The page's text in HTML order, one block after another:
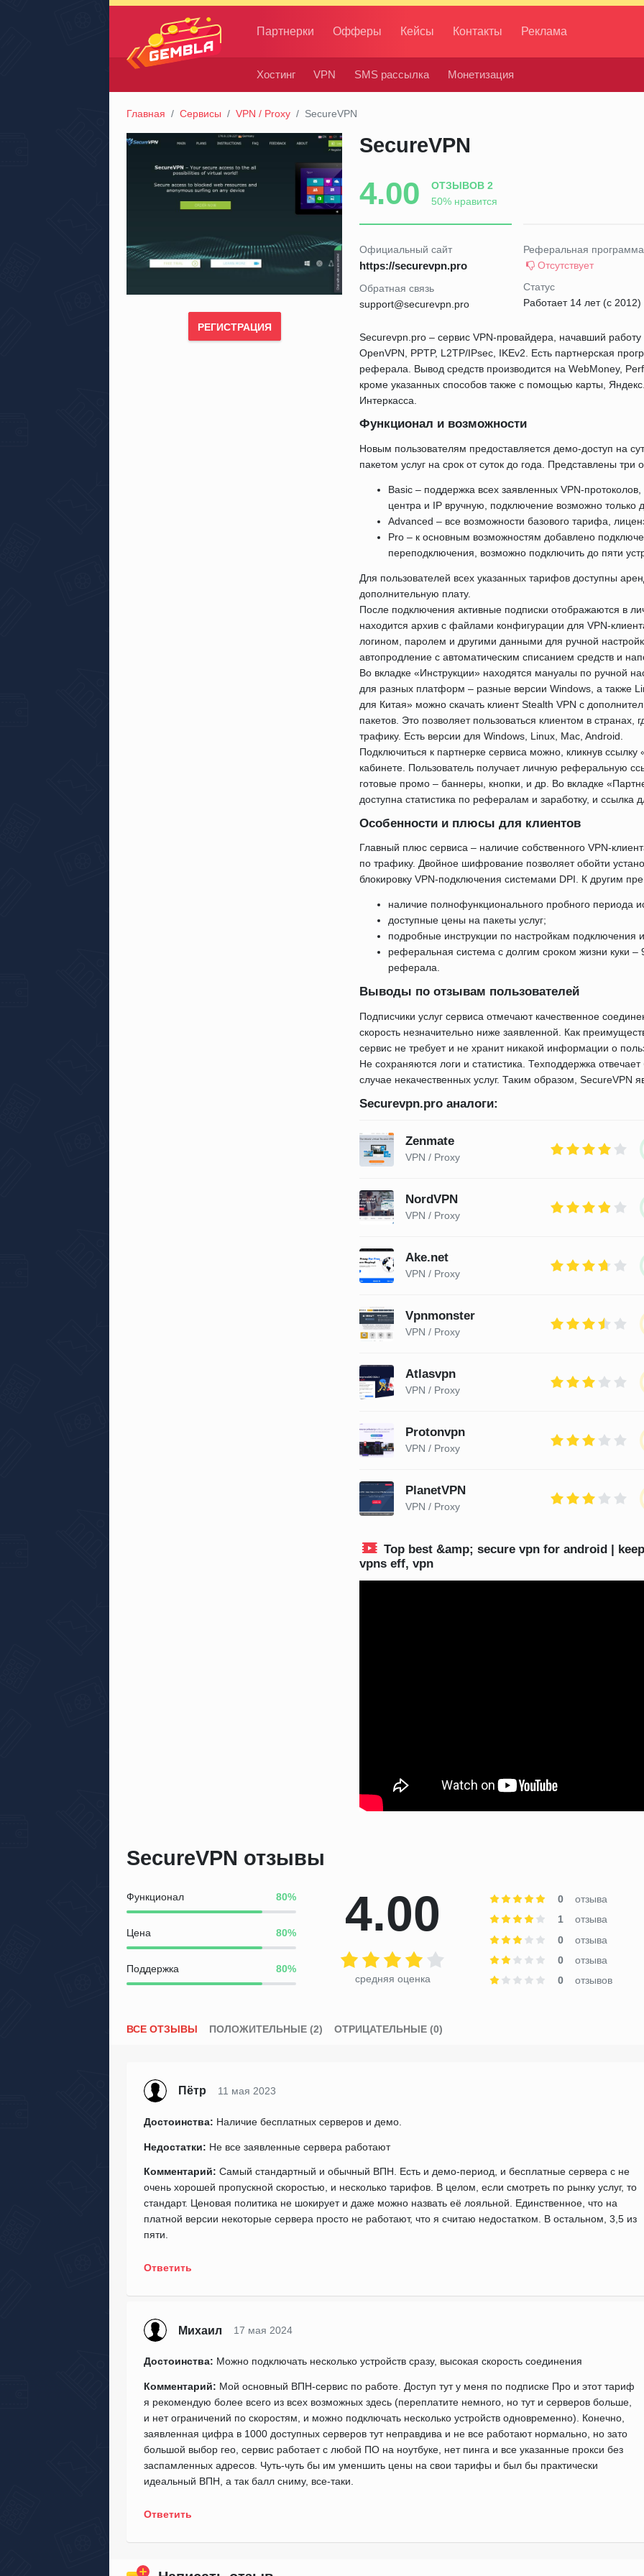
Партнерки Офферы Кейсы Контакты Реклама
Хостинг VPN SMS рассылка Монетизация
Главная Сервисы VPN / Proxy SecureVPN
SecureVPN
4.00
ОТЗЫВОВ 2
50% нравится
Официальный сайт
https://securevpn.pro
Обратная связь
support@securevpn.pro
Реферальная программа
Отсутствует
Статус
Работает 14 лет (с 2012)
Securevpn.pro – сервис VPN-провайдера, начавший
OpenVPN, PPTP, L2TP/IPsec, IKEv2. Есть партнерская
реферала. Вывод средств производится на WebMoney,
кроме указанных способов также с помощью карты,
Интеркасса.
Функционал и возможности
Новым пользователям предоставляется демо-доступ на
пакетом услуг на срок от суток до года. Представлены три
Basic – поддержка всех заявленных VPN-
центра и IP вручную, подключение возможно только
Advanced – все возможности базового тарифа,
Pro – к основным возможностям добавлено
переподключения, возможно подключить до пяти
Для пользователей всех указанных тарифов доступны
дополнительную плату.
После подключения активные подписки отображаются в
находится архив с файлами конфигурации для VPN-
логином, паролем и другими данными для ручной
автопродление с автоматическим списанием средств и
Во вкладке «Инструкции» находятся мануалы по ручной
для разных платформ – разные версии Windows, а также
для Китая» можно скачать клиент Stealth VPN с
пакетов. Это позволяет пользоваться клиентом в странах,
трафику. Есть версии для Windows, Linux, Mac, Android.
Подключиться к партнерке сервиса можно, кликнув ссылку
кабинете. Пользователь получает личную реферальную
готовые промо – баннеры, кнопки, и др. Во вкладке
доступна статистика по рефералам и заработку, и ссылка
Особенности и плюсы для клиентов
Главный плюс сервиса – наличие собственного VPN-
по трафику. Двойное шифрование позволяет обойти
блокировку VPN-подключения системами DPI. К другим
наличие полнофункционального пробного периода
доступные цены на пакеты услуг;
подробные инструкции по настройкам подключения
реферальная система с долгим сроком жизни куки –
реферала.
Выводы по отзывам пользователей
Подписчики услуг сервиса отмечают качественное
скорость незначительно ниже заявленной. Как
сервис не требует и не хранит никакой информации о
Не сохраняются логи и статистика. Техподдержка
случае некачественных услуг. Таким образом,
Securevpn.pro аналоги:
Zenmate
VPN / Proxy
NordVPN
VPN / Proxy
Ake.net
VPN / Proxy
Vpnmonster
VPN / Proxy
Atlasvpn
VPN / Proxy
Protonvpn
VPN / Proxy
PlanetVPN
VPN / Proxy
Top best &amp; secure vpn for android |
vpns eff, vpn
РЕГИСТРАЦИЯ
SecureVPN отзывы
Функционал
Цена
Поддержка
4.00
средняя оценка
0
отзыва
1
отзыва
0
отзыва
0
отзыва
0
отзывов
ВСЕ ОТЗЫВЫ ПОЛОЖИТЕЛЬНЫЕ (2) ОТРИЦАТЕЛЬНЫЕ (0)
Пётр 11 мая 2023
Достоинства: Наличие бесплатных серверов и демо.
Недостатки: Не все заявленные сервера работают
Комментарий: Самый стандартный и обычный ВПН. Есть и демо-период, и бесплатные сервера с не
очень хорошей пропускной скоростью, и несколько тарифов. В целом, если смотреть по рынку услуг, то
стандарт. Ценовая политика не шокирует и даже можно назвать её лояльной. Единственное, что на
платной версии некоторые сервера просто не работают, что я считаю недостатком. В остальном, 3,5 из
пяти.
Ответить
Михаил 17 мая 2024
Достоинства: Можно подключать несколько устройств сразу, высокая скорость соединения
Комментарий: Мой основный ВПН-сервис по работе. Доступ тут у меня по подписке Про и этот тариф
я рекомендую более всего из всех возможных здесь (переплатите немного, но тут и серверов больше,
и нет ограничений по скоростям, и можно подключать несколько устройств одновременно). Конечно,
заявленная цифра в 1000 доступных серверов тут неправдива и не все работают нормально, но зато
большой выбор гео, сервис работает с любой ПО на ноутбуке, нет пинга и все указанные прокси без
заспамленных адресов. Чуть-чуть бы им уменшить цены на свои тарифы и был бы практически
идеальный ВПН, а так балл сниму, все-таки.
Ответить